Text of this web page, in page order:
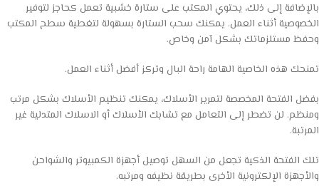
بالإضافة إلى ذلك، يحتوي المكتب على ستارة خشبية تعمل كحاجز لتوفير
الخصوصية أثناء العمل. يمكنك سحب الستارة بسهولة لتغطية سطح المكتب
وحفظ مستلزماتك بشكل آمن وخاص.
تمنحك هذه الخاصية الهامة راحة البال وتركز أفضل أثناء العمل.
بفضل الفتحة المخصصة لتمرير الأسلاك، يمكنك تنظيم الأسلاك بشكل مرتب
ومنظم. لن تضطر إلى التعامل مع تشابك الأسلاك أو الاسلاك المتدلية غير
المرتبة.
تلك الفتحة الذكية تجعل من السهل توصيل أجهزة الكمبيوتر والشواحن
والأجهزة الإلكترونية الأخرى بطريقة نظيفه ومرتبه.